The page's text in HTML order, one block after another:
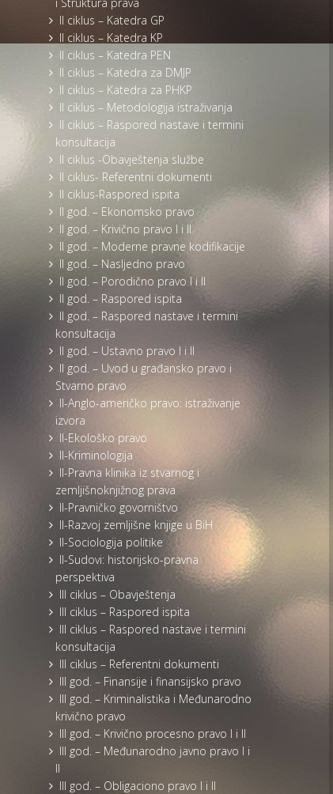
II ciklus – Katedra GP
II ciklus – Katedra KP
II ciklus – Katedra PEN
II ciklus – Katedra za DMJP
II ciklus – Katedra za PHKP
II ciklus – Metodologija istraživanja
II ciklus – Raspored nastave i termini
konsultacija
II ciklus -Obavještenja službe
II ciklus- Referentni dokumenti
II ciklus-Raspored ispita
II god. – Ekonomsko pravo
II god. – Krivično pravo I i II
II god. – Moderne pravne kodifikacije
II god. – Nasljedno pravo
II god. – Porodično pravo I i II
II god. – Raspored ispita
II god. – Raspored nastave i termini
konsultacija
II god. – Ustavno pravo I i II
II god. – Uvod u građansko pravo i
Stvarno pravo
II-Anglo-američko pravo: istraživanje
izvora
II-Ekološko pravo
II-Kriminologija
II-Pravna klinika iz stvarnog i
zemljišnoknjižnog prava
II-Pravničko govorništvo
II-Razvoj zemljišne knjige u BiH
II-Sociologija politike
II-Sudovi: historijsko-pravna
perspektiva
III ciklus – Obavještenja
III ciklus – Raspored ispita
III ciklus – Raspored nastave i termini
konsultacija
III ciklus – Referentni dokumenti
III god. – Finansije i finansijsko pravo
III god. – Kriminalistika i Međunarodno
krivično pravo
III god. – Krivično procesno pravo I i II
III god. – Međunarodno javno pravo I i
II
III god. – Obligaciono pravo I i II